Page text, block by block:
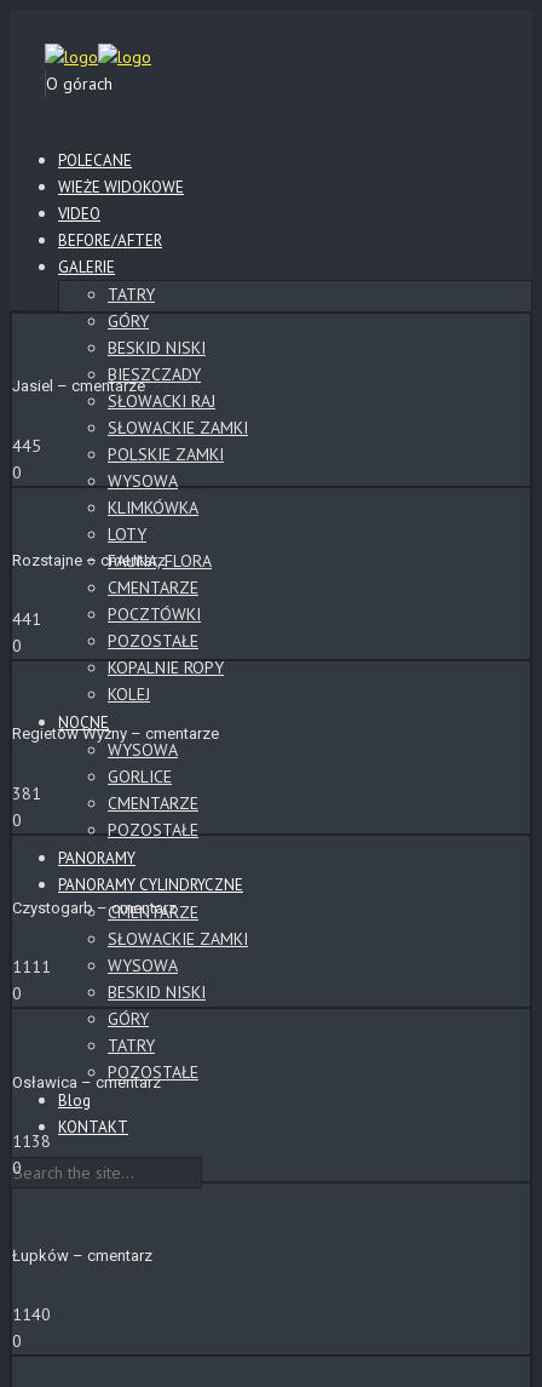
O górach
POLECANE
WIEŻE WIDOKOWE
VIDEO
BEFORE/AFTER
GALERIE
TATRY
GÓRY
BESKID NISKI
BIESZCZADY
SŁOWACKI RAJ
SŁOWACKIE ZAMKI
POLSKIE ZAMKI
WYSOWA
KLIMKÓWKA
LOTY
FAUNA, FLORA
CMENTARZE
POCZTÓWKI
POZOSTAŁE
KOPALNIE ROPY
KOLEJ
NOCNE
WYSOWA
GORLICE
CMENTARZE
POZOSTAŁE
PANORAMY
PANORAMY CYLINDRYCZNE
CMENTARZE
SŁOWACKIE ZAMKI
WYSOWA
BESKID NISKI
GÓRY
TATRY
POZOSTAŁE
Blog
KONTAKT
Jasiel – cmentarze
445
0
Rozstajne – cmentarz
441
0
Regietów Wyżny – cmentarze
381
0
Czystogarb – cmentarz
1111
0
Osławica – cmentarz
1138
0
Łupków – cmentarz
1140
0